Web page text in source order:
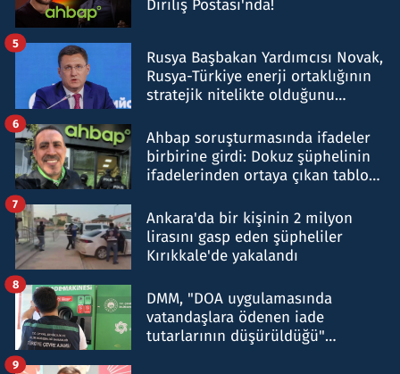
Diriliş Postası'nda!
Rusya Başbakan Yardımcısı Novak,
Rusya-Türkiye enerji ortaklığının
stratejik nitelikte olduğunu
5
Ahbap soruşturmasında ifadeler
birbirine girdi: Dokuz şüphelinin
ifadelerinden ortaya çıkan tablo
6
Ankara'da bir kişinin 2 milyon
lirasını gasp eden şüpheliler
Kırıkkale'de yakalandı
7
DMM, "DOA uygulamasında
vatandaşlara ödenen iade
tutarlarının düşürüldüğü"
8
9